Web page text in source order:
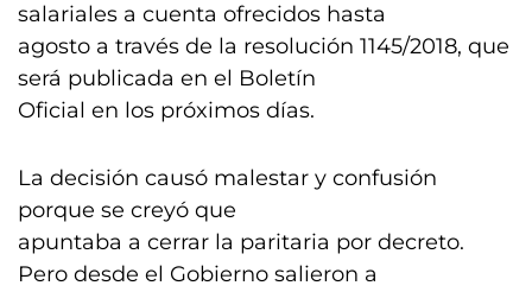
salariales a cuenta ofrecidos hasta
agosto a través de la resolución 1145/2018, que
será publicada en el Boletín
Oficial en los próximos días.
La decisión causó malestar y confusión
porque se creyó que
apuntaba a cerrar la paritaria por decreto.
Pero desde el Gobierno salieron a